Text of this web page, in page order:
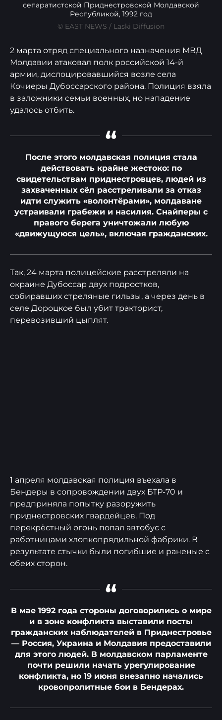
сепаратистской Приднестровской Молдавской
Республикой, 1992 год
© EAST NEWS / Laski Diffusion
2 марта отряд специального назначения МВД
Молдавии атаковал полк российской 14-й
армии, дислоцировавшийся возле села
Кочиеры Дубоссарского района. Полиция взяла
в заложники семьи военных, но нападение
удалось отбить.
“
После этого молдавская полиция стала
действовать крайне жестоко: по
свидетельствам приднестровцев, людей из
захваченных сёл расстреливали за отказ
идти служить «волонтёрами», молдаване
устраивали грабежи и насилия. Снайперы с
правого берега уничтожали любую
«движущуюся цель», включая гражданских.
Так, 24 марта полицейские расстреляли на
окраине Дубоссар двух подростков,
собиравших стреляные гильзы, а через день в
селе Дороцкое был убит тракторист,
перевозивший цыплят.
1 апреля молдавская полиция въехала в
Бендеры в сопровождении двух БТР-70 и
предприняла попытку разоружить
приднестровских гвардейцев. Под
перекрёстный огонь попал автобус с
работницами хлопкопрядильной фабрики. В
результате стычки были погибшие и раненые с
обеих сторон.
“
В мае 1992 года стороны договорились о мире
и в зоне конфликта выставили посты
гражданских наблюдателей в Приднестровье
— Россия, Украина и Молдавия предоставили
для этого людей. В молдавском парламенте
почти решили начать урегулирование
конфликта, но 19 июня внезапно начались
кровопролитные бои в Бендерах.